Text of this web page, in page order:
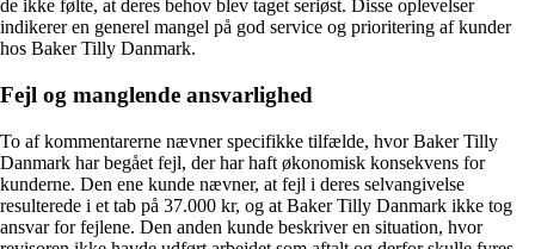
de ikke følte, at deres behov blev taget seriøst. Disse oplevelser
indikerer en generel mangel på god service og prioritering af kunder
hos Baker Tilly Danmark.
Fejl og manglende ansvarlighed
To af kommentarerne nævner specifikke tilfælde, hvor Baker Tilly
Danmark har begået fejl, der har haft økonomisk konsekvens for
kunderne. Den ene kunde nævner, at fejl i deres selvangivelse
resulterede i et tab på 37.000 kr, og at Baker Tilly Danmark ikke tog
ansvar for fejlene. Den anden kunde beskriver en situation, hvor